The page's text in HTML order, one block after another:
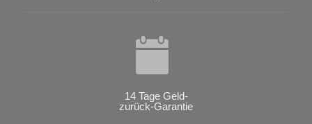
14 Tage Geld-
zurück-Garantie